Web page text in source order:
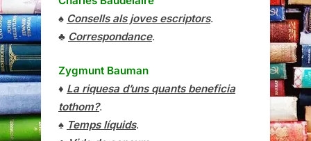
♠ Consells als joves escriptors.
♣ Correspondance.
Zygmunt Bauman
♦ La riquesa d’uns quants beneficia
tothom?.
♠ Temps líquids.